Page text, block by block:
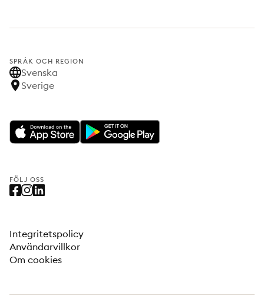
SPRÅK OCH REGION
Svenska
Sverige
FÖLJ OSS
Integritetspolicy
Användarvillkor
Om cookies